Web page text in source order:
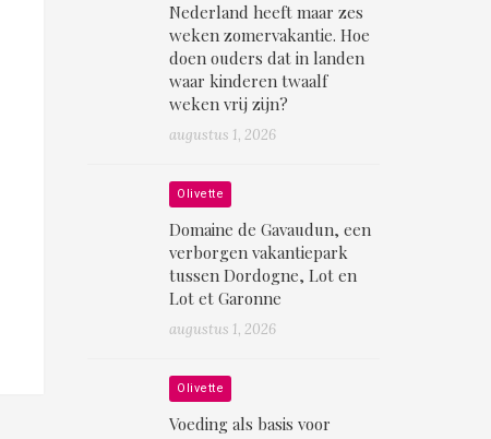
Nederland heeft maar zes
weken zomervakantie. Hoe
doen ouders dat in landen
waar kinderen twaalf
weken vrij zijn?
augustus 1, 2026
Olivette
Domaine de Gavaudun, een
verborgen vakantiepark
tussen Dordogne, Lot en
Lot et Garonne
augustus 1, 2026
Olivette
Voeding als basis voor